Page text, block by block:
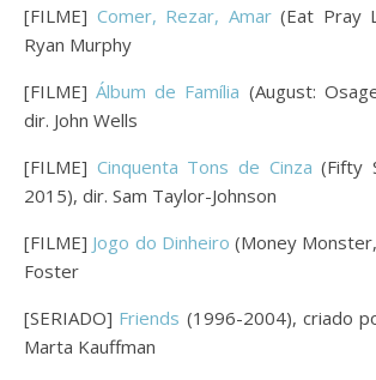
[FILME] Comer, Rezar, Amar(Eat Pray
Ryan Murphy
[FILME]Álbum de Família (August:
dir. John Wells
[FILME] Cinquenta Tons de Cinza (Fifty
2015), dir. Sam Taylor-Johnson
[FILME] Jogo do Dinheiro (Money
Foster
[SERIADO] Friends (1996-2004), criado
Marta Kauffman